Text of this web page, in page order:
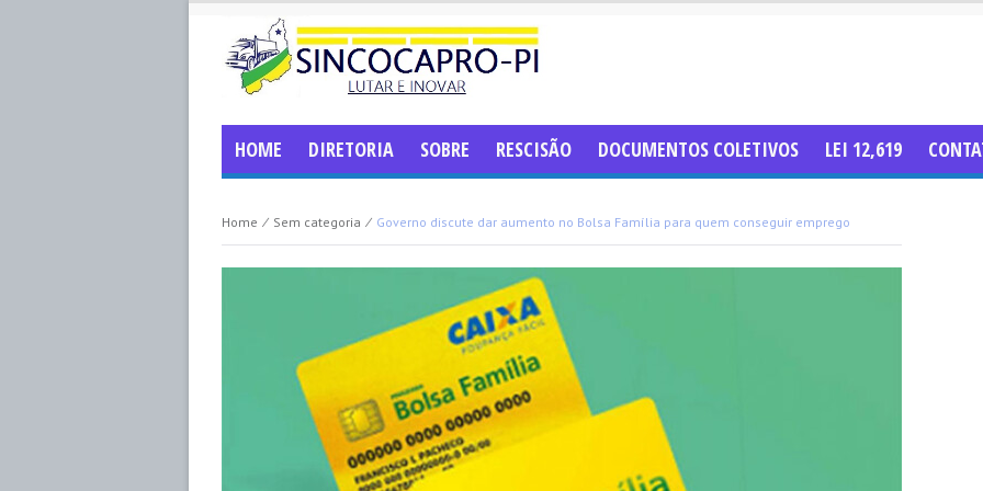
HOME DIRETORIA SOBRE RESCISÃO DOCUMENTOS COLETIVOS LEI 12,619
Home ⁄ Sem categoria ⁄ Governo discute dar aumento no Bolsa Família para quem conseguir emprego